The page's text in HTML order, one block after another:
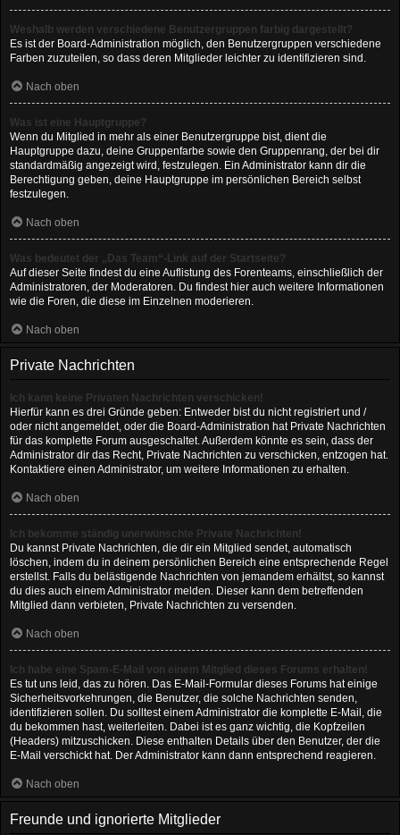
Weshalb werden verschiedene Benutzergruppen farbig dargestellt?
Es ist der Board-Administration möglich, den Benutzergruppen verschiedene
Farben zuzuteilen, so dass deren Mitglieder leichter zu identifizieren sind.
Nach oben
Was ist eine Hauptgruppe?
Wenn du Mitglied in mehr als einer Benutzergruppe bist, dient die
Hauptgruppe dazu, deine Gruppenfarbe sowie den Gruppenrang, der bei dir
standardmäßig angezeigt wird, festzulegen. Ein Administrator kann dir die
Berechtigung geben, deine Hauptgruppe im persönlichen Bereich selbst
festzulegen.
Nach oben
Was bedeutet der „Das Team“-Link auf der Startseite?
Auf dieser Seite findest du eine Auflistung des Forenteams, einschließlich der
Administratoren, der Moderatoren. Du findest hier auch weitere Informationen
wie die Foren, die diese im Einzelnen moderieren.
Nach oben
Private Nachrichten
Ich kann keine Privaten Nachrichten verschicken!
Hierfür kann es drei Gründe geben: Entweder bist du nicht registriert und /
oder nicht angemeldet, oder die Board-Administration hat Private Nachrichten
für das komplette Forum ausgeschaltet. Außerdem könnte es sein, dass der
Administrator dir das Recht, Private Nachrichten zu verschicken, entzogen hat.
Kontaktiere einen Administrator, um weitere Informationen zu erhalten.
Nach oben
Ich bekomme ständig unerwünschte Private Nachrichten!
Du kannst Private Nachrichten, die dir ein Mitglied sendet, automatisch
löschen, indem du in deinem persönlichen Bereich eine entsprechende Regel
erstellst. Falls du belästigende Nachrichten von jemandem erhältst, so kannst
du dies auch einem Administrator melden. Dieser kann dem betreffenden
Mitglied dann verbieten, Private Nachrichten zu versenden.
Nach oben
Ich habe eine Spam-E-Mail von einem Mitglied dieses Forums erhalten!
Es tut uns leid, das zu hören. Das E-Mail-Formular dieses Forums hat einige
Sicherheitsvorkehrungen, die Benutzer, die solche Nachrichten senden,
identifizieren sollen. Du solltest einem Administrator die komplette E-Mail, die
du bekommen hast, weiterleiten. Dabei ist es ganz wichtig, die Kopfzeilen
(Headers) mitzuschicken. Diese enthalten Details über den Benutzer, der die
E-Mail verschickt hat. Der Administrator kann dann entsprechend reagieren.
Nach oben
Freunde und ignorierte Mitglieder